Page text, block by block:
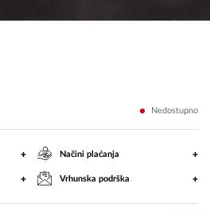
Nedostupno
+ Načini plaćanja +
+ Vrhunska podrška +